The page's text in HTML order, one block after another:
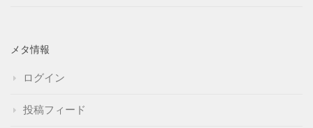
メタ情報
ログイン
投稿フィード